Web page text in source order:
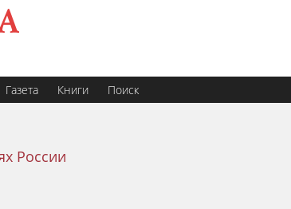
Газета Книги Поиск
России